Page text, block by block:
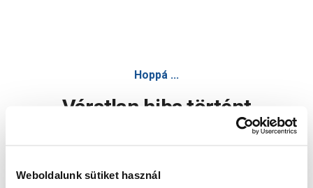
Weboldalunk sütiket használ
Hoppá ...
Váratlan hiba történt